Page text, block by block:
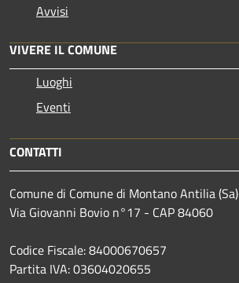
Avvisi
VIVERE IL COMUNE
Luoghi
Eventi
CONTATTI
Comune di Comune di Montano Antilia (Sa)
Via Giovanni Bovio n°17 - CAP 84060
Codice Fiscale: 84000670657
Partita IVA: 03604020655